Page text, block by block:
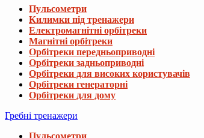
Пульсометри
Килимки під тренажери
Електромагнітні орбітреки
Магнітні орбітреки
Орбітреки передньоприводні
Орбітреки задньоприводні
Орбітреки для високих користувачів
Орбітреки генераторні
Орбітреки для дому
Гребні тренажери
Пульсометри